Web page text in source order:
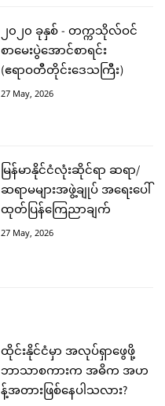
၂၀၂၀ ခုနှစ် - တက္ကသိုလ်ဝင်
စာမေးပွဲအောင်စာရင်း
(ဧရာဝတီတိုင်းဒေသကြီး)
27 May, 2026
မြန်မာနိုင်ငံလုံးဆိုင်ရာ ဆရာ/
ဆရာမများအဖွဲ့ချုပ် အရေးပေါ်
ထုတ်ပြန်ကြေညာချက်
27 May, 2026
ထိုင်းနိုင်ငံမှာ အလုပ်ရှာဖွေဖို့
ဘာသာစကားက အဓိက အဟ
န့်အတားဖြစ်နေပါသလား?